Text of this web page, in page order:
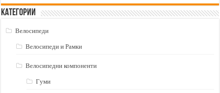
Категории
Велосипеди
Велосипеди и Рамки
Велосипедни компоненти
Гуми